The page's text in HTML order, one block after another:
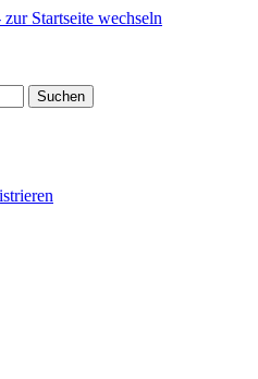
Suchen